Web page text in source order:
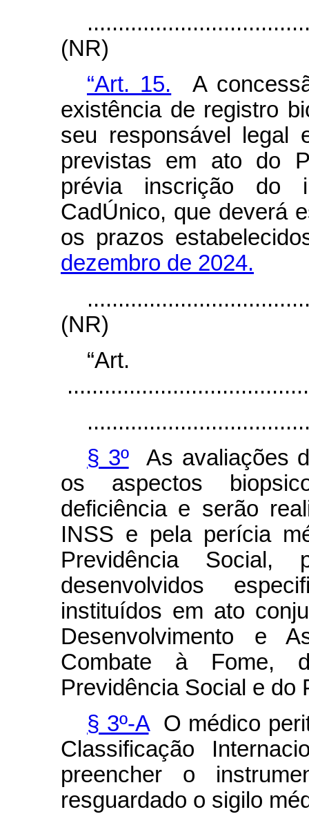
(NR)
“Art. 15. A
existência de registro
seu responsável legal
previstas em ato do
prévia inscrição do
CadÚnico, que deverá
os prazos
dezembro de 2024.
(NR)
§ 3ºAs avaliações
os aspectos
deficiência e serão
INSS e pela perícia
Previdência Social,
desenvolvidos
instituídos em ato
Desenvolvimento e
Combate à Fome,
Previdência Social e do
§ 3º-AO médico
Classificação
preencher o
resguardado o sigilo